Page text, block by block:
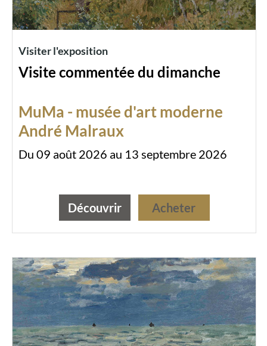
Visiter l'exposition
Visite commentée du dimanche
MuMa - musée d'art moderne
André Malraux
Du 09 août 2026 au 13 septembre 2026
Découvrir Acheter